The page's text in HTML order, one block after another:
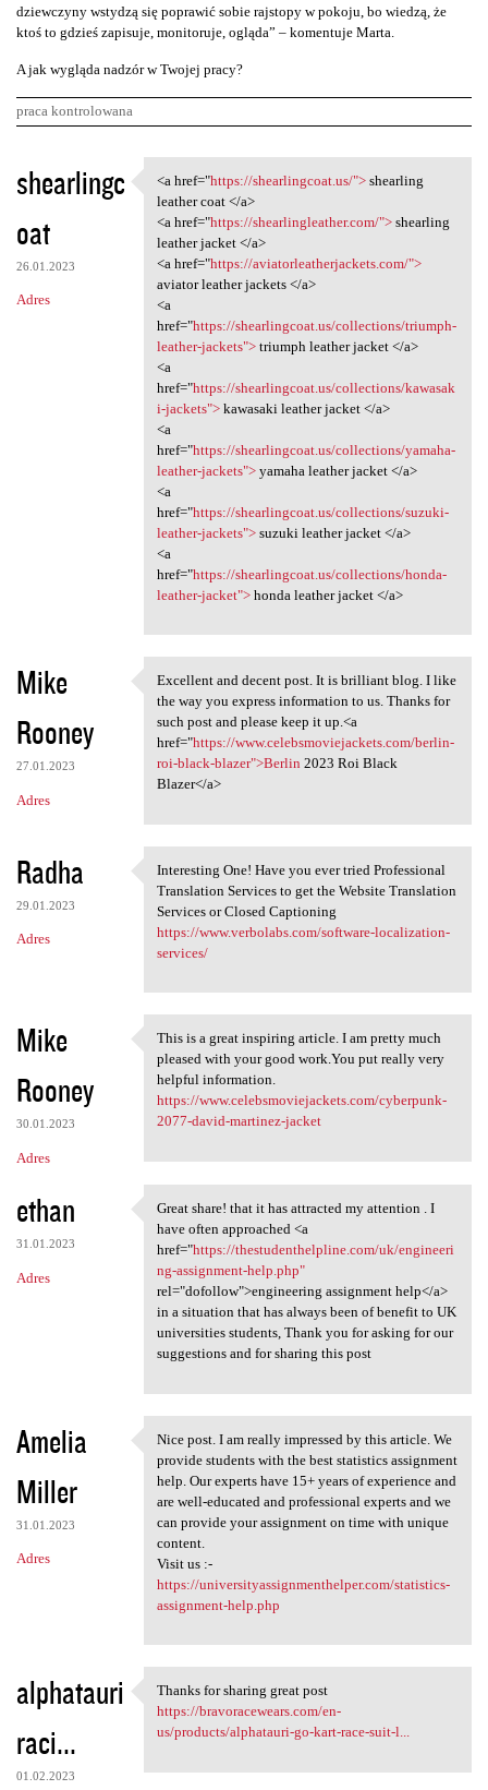
dziewczyny wstydzą się poprawić sobie rajstopy w pokoju, bo wiedzą, że
ktoś to gdzieś zapisuje, monitoruje, ogląda” – komentuje Marta.
A jak wygląda nadzór w Twojej pracy?
praca kontrolowana
K
o
m
e
n
shearlingc
oat
26.01.2023
Adres
<a href="https:/
<a href="https://shearlingcoat.us/">shearling
leather coat </a>
<a href="https://shearlingleather.com/">shearling
leather jacket </a>
<a href="https://aviatorleatherjackets.com/">
aviator leather jackets </a>
<a
href="https://shearlingcoat.us/collections/triumph-
leather-jackets">triumph leather jacket </a>
<a
href="https://shearlingcoat.us/collections/kawasak
i-jackets">kawasaki leather jacket </a>
<a
href="https://shearlingcoat.us/collections/yamaha-
leather-jackets">yamaha leather jacket </a>
<a
href="https://shearlingcoat.us/collections/suzuki-
leather-jackets">suzuki leather jacket </a>
<a
href="https://shearlingcoat.us/collections/honda-
leather-jacket">honda leather jacket </a>
Mike
Rooney
27.01.2023
Adres
Excellent and decent post. It
Excellent and decent post. It is brilliant blog. I like
the way you express information to us. Thanks for
such post and please keep it up.<a
href="https://www.celebsmoviejackets.com/berlin-
roi-black-blazer">Berlin 2023 Roi Black
Blazer</a>
Radha
29.01.2023
Adres
Interesting One! Have you
Interesting One! Have you ever tried Professional
Translation Services to get the Website Translation
Services or Closed Captioning
https://www.verbolabs.com/software-localization-
services/
Mike
Rooney
30.01.2023
Adres
This is a great inspiring
This is a great inspiring article. I am pretty much
pleased with your good work.You put really very
helpful information.
https://www.celebsmoviejackets.com/cyberpunk-
2077-david-martinez-jacket
ethan
31.01.2023
Adres
Great share! that it has
Great share! that it has attracted my attention . I
have often approached <a
href="https://thestudenthelpline.com/uk/engineeri
ng-assignment-help.php"
rel="dofollow">engineering assignment help</a>
in a situation that has always been of benefit to UK
universities students, Thank you for asking for our
suggestions and for sharing this post
Amelia
Miller
31.01.2023
Adres
Nice post. I am really
Nice post. I am really impressed by this article. We
provide students with the best statistics assignment
help. Our experts have 15+ years of experience and
are well-educated and professional experts and we
can provide your assignment on time with unique
content.
Visit us :-
https://universityassignmenthelper.com/statistics-
assignment-help.php
alphatauri
raci...
01.02.2023
Thanks for sharing great post
Thanks for sharing great post
https://bravoracewears.com/en-
us/products/alphatauri-go-kart-race-suit-l...